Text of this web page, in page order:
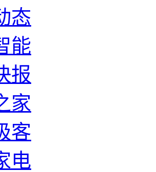
态
能
报
家
客
电